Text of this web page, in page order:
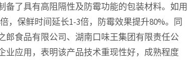
了具有高阻隔性及防霉功能的包装材料。如用
，保鲜时间延长1-3倍，防霉效果提升80%。同
食品有限公司、湖南口味王集团有限责任公
应用，表明该产品技术重现性好，成熟程度